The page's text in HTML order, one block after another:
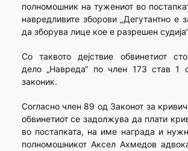
полномошник на тужениот во
навредливите зборови „Дегутантно е
да зборува лице кое е разрешен
Со таквото дејствие обвинетиот
дело „Навреда“ по член 173 став 1
законик.
Согласно член 89 од Законот за
обвинетиот се задолжува да плати
во постапката, на име награда и
полномошникот Аксел Ахмедов